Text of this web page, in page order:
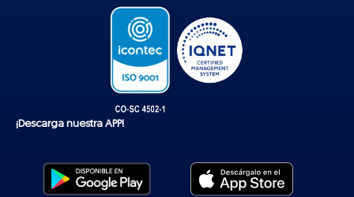
¡Descarga nuestra APP!